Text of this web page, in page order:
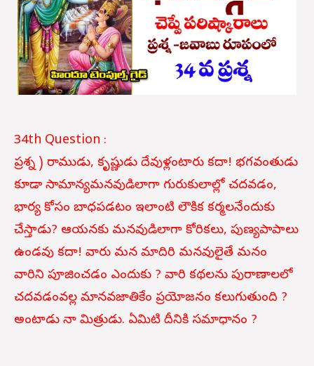
34th Question :
ప్రశ్న ) రాముడు, కృష్ణుడు దేవుళ్లంటారు కదా! భగవంతుడు
కూడా సామాన్యమనవుడిలాగా గురుకులాల్లో చదవడం,
భార్య కోసం బాధపడటం ఇలాంటి లౌకిక కర్మలనేందుకు
చేస్తాడు? ఆయనకు మనవుడిలాగా కోరికలు, పుణ్యపాపాలు
ఉండవు కదా! వారు మన మాదిరి మనవులైతే మనం
వారిని పూజించడం ఎందుకు ? వారి కథలను పురాణాలలో
చదవడంవల్ల మానవజాతికేం ప్రయోజనం కలుగుతుంది ?
అంటాడు నా మిత్రుడు. ఏమిటి దీనికి సమాధానం ?